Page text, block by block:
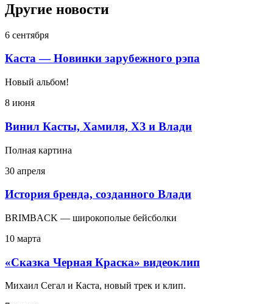
Другие новости
6 сентября
Каста — Новинки зарубежного рэпа
Новый альбом!
8 июня
Винил Касты, Хамиля, ХЗ и Влади
Полная картина
30 апреля
История бренда, созданного Влади
BRIMBACK — широкополые бейсболки
10 марта
«Сказка Черная Краска» видеоклип
Михаил Сегал и Каста, новый трек и клип.